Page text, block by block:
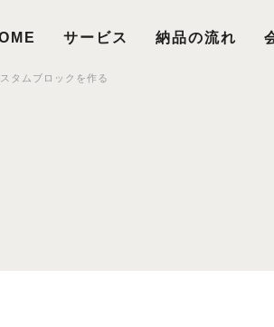
サービス 納品の流れ
タムブロックを作る